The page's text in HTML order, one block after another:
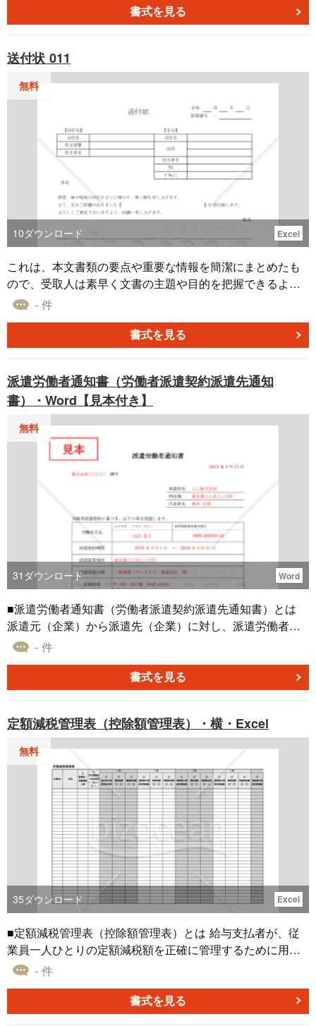
〔条文タイトル〕 第１条（契約期間） 第２条（就業場所）
第３条（従事すべき業務内容） 第４条（始業・終業の時
条（休日） 第８条（年次有給休暇） 第９条（賃金・交通費
等） 第１０条（賃金の支払方法等） 第１１条（退職・解
雇） 第１２条（雇用管理の改善等に関する事項に係る相談
書式を見る
送付状 011
無料
10ダウンロード Excel
これは、本文書類の要点や重要な情報を簡潔にまとめたも
ので、受取人は素早く文書の主題や目的を把握できるよう
になり、なぜその書類を送っているのか、何に焦点を当て
は本文書類を読む前に簡単な概要を得ることができるの
で、文書を理解するのにかかる時間が短縮され業務効率の
ミュニケーションをとることに繋がります。 部数を指定し
ない簡易の送付状です。
- 件
書式を見る
派遣労働者通知書（労働者派遣契約派遣先通知
書）・Word【見本付き】
無料
31 ダウンロード Word
■派遣労働者通知書（労働者派遣契約派遣先通知書）とは
派遣元（企業）から派遣先（企業）に対し、派遣労働者の
氏名や就業条件などの必要情報を正式に通知するための書
約の透明性と適法性を確保するために利用されます。 ■利
用するシーン ・新たに派遣労働者を派遣先に送り込む際、
労働者の配置変更や契約内容の変更があった場合に、その
内容を派遣先に伝達する際に利用します。 ・派遣契約書の
締結時に、労働条件の正確な通知と合意確認を目的とした
場合に利用します。 ■利用する目的 ・派遣先が派遣労働者
の情報を正確に把握し、適切な労務管理を行うために利用
します。 ・労働者派遣法に基づく法令遵守を証明し、法的
トラブルを防止するために利用します。 ・派遣元・派遣先
双方の契約内容の透明性を高め、公正な労働環境を維持す
るために利用します。 ■利用するメリット ・書面の作成に
より、派遣労働者の情報を明確に伝えることができ、誤解
や情報不足を防げます。 ・法的義務を果たすことで企業の
信頼性が向上し、コンプライアンスの強化に役立ちます。
・書面の作成により、派遣元・派遣先双方のスムーズなコ
ミュニケーションが可能になります。 こちらはWordで作成
した、派遣労働者通知書（労働者派遣契約派遣先通知書）
のテンプレートです。無料でダウンロードできるので、ご
活用いただけると幸いです。
- 件
書式を見る
定額減税管理表（控除額管理表）・横・Excel
無料
35ダウンロード Excel
■定額減税管理表（控除額管理表）とは 給与支払者が、従
業員一人ひとりの定額減税額を正確に管理するために用い
る書式です。対象となる従業員や扶養家族の情報を基に控
記録・管理することで、複雑な減税事務を正確に行うため
の重要な帳票です。 ■利用するシーン ・毎月の給与計算時
- 件
書式を見る